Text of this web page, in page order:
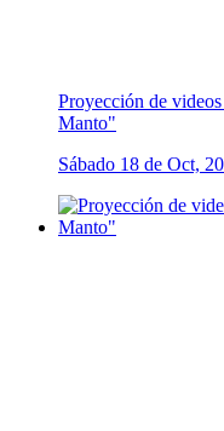
Proyección de
Manto"
Sábado 18 de Oct,